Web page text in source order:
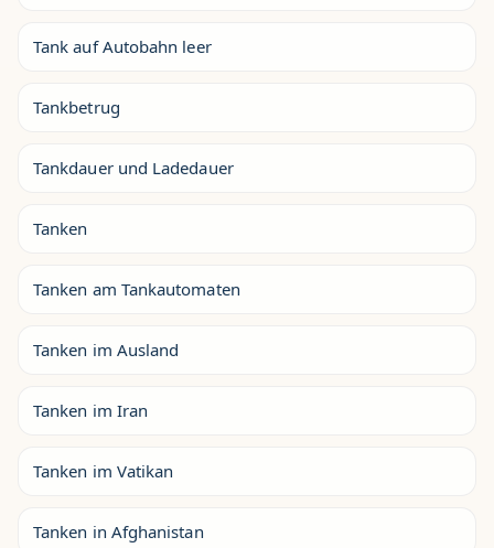
Tank auf Autobahn leer
Tankbetrug
Tankdauer und Ladedauer
Tanken
Tanken am Tankautomaten
Tanken im Ausland
Tanken im Iran
Tanken im Vatikan
Tanken in Afghanistan